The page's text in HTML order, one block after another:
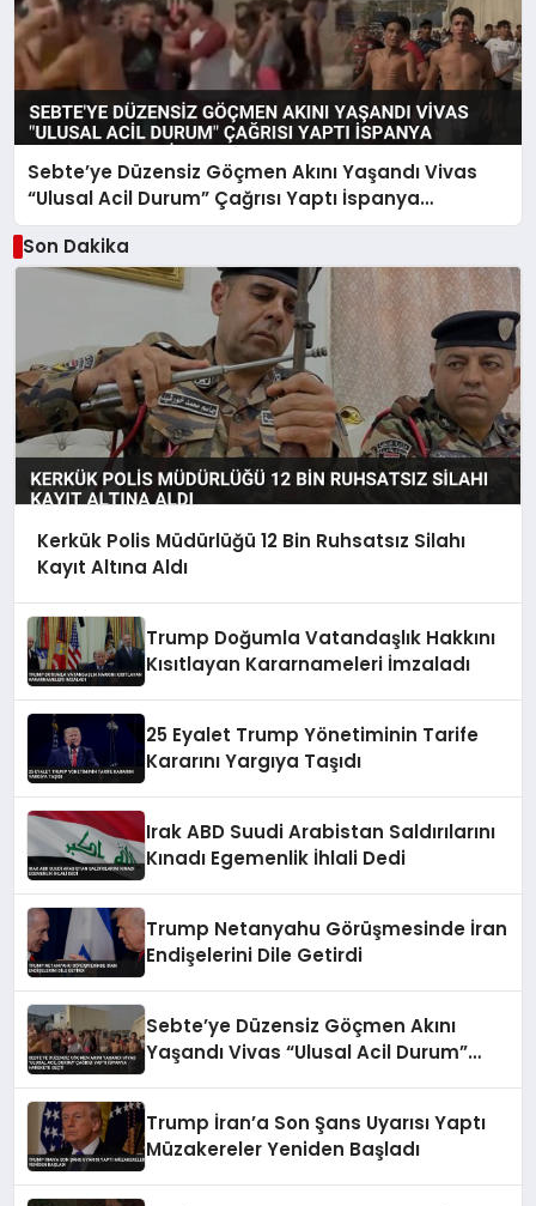
Sebte’ye Düzensiz Göçmen Akını Yaşandı Vivas
“Ulusal Acil Durum” Çağrısı Yaptı İspanya
Harekete Geçti
Son Dakika
Kerkük Polis Müdürlüğü 12 Bin Ruhsatsız Silahı
Kayıt Altına Aldı
Trump Doğumla Vatandaşlık Hakkını
Kısıtlayan Kararnameleri İmzaladı
25 Eyalet Trump Yönetiminin Tarife
Kararını Yargıya Taşıdı
Irak ABD Suudi Arabistan Saldırılarını
Kınadı Egemenlik İhlali Dedi
Trump Netanyahu Görüşmesinde İran
Endişelerini Dile Getirdi
Sebte’ye Düzensiz Göçmen Akını
Yaşandı Vivas “Ulusal Acil Durum”
Trump İran’a Son Şans Uyarısı Yaptı
Müzakereler Yeniden Başladı